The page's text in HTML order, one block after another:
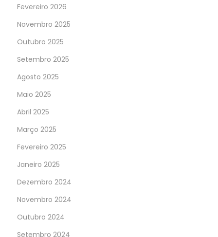
Fevereiro 2026
Novembro 2025
Outubro 2025
Setembro 2025
Agosto 2025
Maio 2025
Abril 2025
Março 2025
Fevereiro 2025
Janeiro 2025
Dezembro 2024
Novembro 2024
Outubro 2024
Setembro 2024